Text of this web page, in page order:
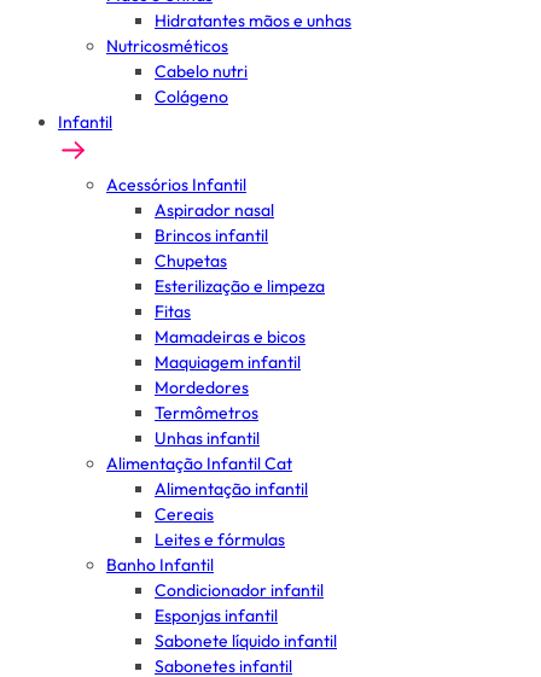
Hidratantes mãos e unhas
Nutricosméticos
Cabelo nutri
Colágeno
Infantil
Acessórios Infantil
Aspirador nasal
Brincos infantil
Chupetas
Esterilização e limpeza
Fitas
Mamadeiras e bicos
Maquiagem infantil
Mordedores
Termômetros
Unhas infantil
Alimentação Infantil Cat
Alimentação infantil
Cereais
Leites e fórmulas
Banho Infantil
Condicionador infantil
Esponjas infantil
Sabonete líquido infantil
Sabonetes infantil